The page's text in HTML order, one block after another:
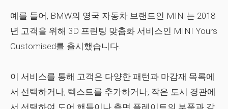
예를 들어, BMW의 영국 자동차 브랜드인 MINI는 2018
년 고객을 위해 3D 프린팅 맞춤화 서비스인 MINI Yours
Customised를 출시했습니다.
이 서비스를 통해 고객은 다양한 패턴과 마감재 목록에
서 선택하거나, 텍스트를 추가하거나, 작은 도시 경관에